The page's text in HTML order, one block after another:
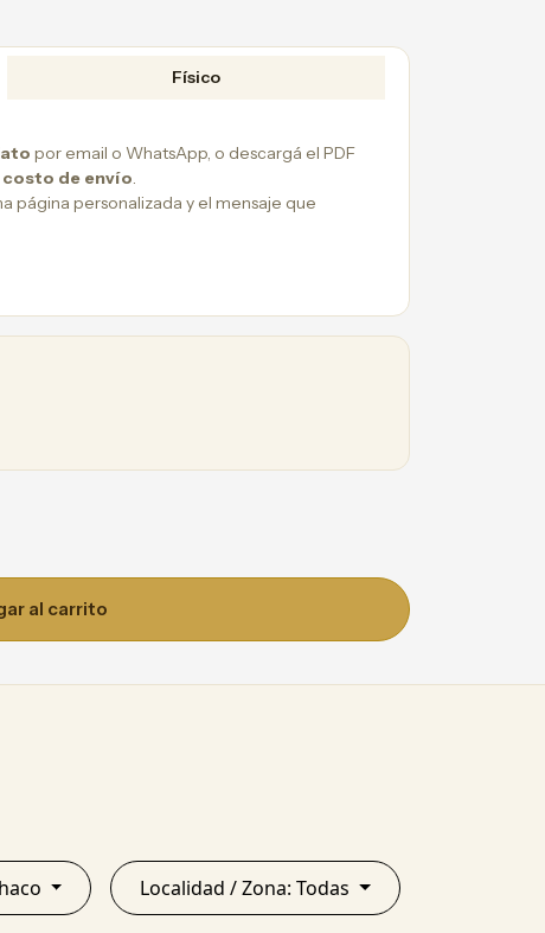
Físico
por email o WhatsApp, o descargá el PDF
costo de envío
página personalizada y el mensaje que
al carrito
Chaco Localidad / Zona: Todas